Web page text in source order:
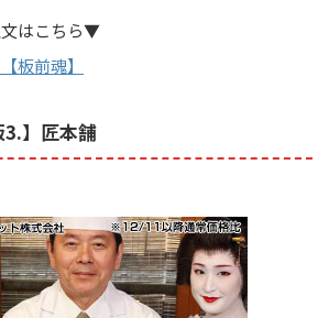
はこちら▼
板前魂】
3.】匠本舗